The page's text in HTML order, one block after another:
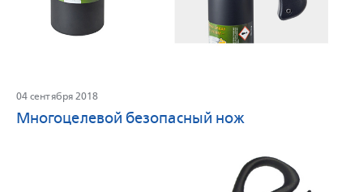
04 сентября 2018
Многоцелевой безопасный нож